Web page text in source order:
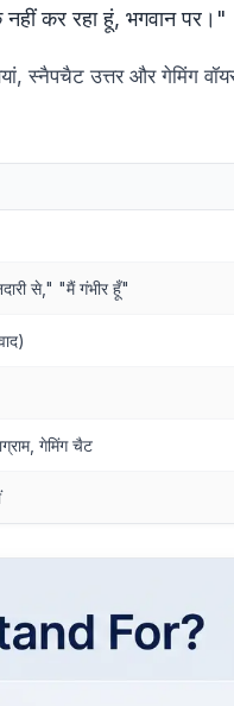
कर रहा हूं, भगवान पर।"
स्नैपचैट उत्तर और गेमिंग
से," "मैं गंभीर हूँ"
गेमिंग चैट